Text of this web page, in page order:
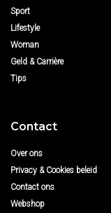
Sport
Lifestyle
Woman
Geld & Carrière
Tips
Contact
Over ons
Privacy & Cookies beleid
Contact ons
Webshop